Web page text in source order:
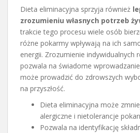
Dieta eliminacyjna sprzyja również
zrozumieniu własnych potrzeb
trakcie tego procesu wiele osób
różne pokarmy wpływają na ich
energii. Zrozumienie indywidualnych
pozwala na świadome
może prowadzić do zdrowszych
na przyszłość.
Dieta eliminacyjna może
alergiczne i nietolerancje
Pozwala na identyfikację